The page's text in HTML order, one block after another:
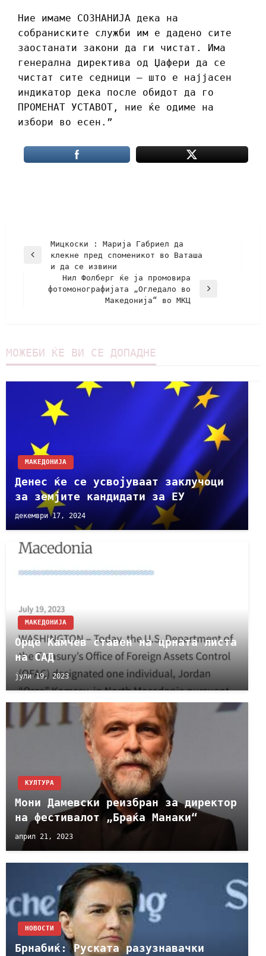
Ние имаме СОЗНАНИЈА дека на
собраниските служби им е дадено сите
заостанати закони да ги чистат. Има
генерална директива од Џафери да се
чистат сите седници – што е најјасен
индикатор дека после обидот да го
ПРОМЕНАТ УСТАВОТ, ние ќе одиме на
избори во есен.”
Мицкоски : Марија Габриел да
клекне пред споменикот во Ваташа
и да се извини
Нил Фолберг ќе ја промовира
фотомонографијата „Огледало во
Македонија“ во МКЦ
МОЖЕБИ ЌЕ ВИ СЕ ДОПАДНЕ
МАКЕДОНИЈА
Денес ќе се усвојуваат заклучоци
за земјите кандидати за ЕУ
декември 17, 2024
МАКЕДОНИЈА
Орце Камчев ставен на црната листа
на САД
јули 19, 2023
КУЛТУРА
Мони Дамевски реизбран за директор
на фестивалот „Браќа Манаки“
април 21, 2023
НОВОСТИ
Брнабиќ: Руската разузнавачки